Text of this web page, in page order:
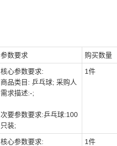
参数要求 购买数量
核心参数要求:
商品类目: 乒乓球; 采购人
需求描述:-;
次要参数要求:乒乓球:100
只装;
1件
核心参数要求:
1件